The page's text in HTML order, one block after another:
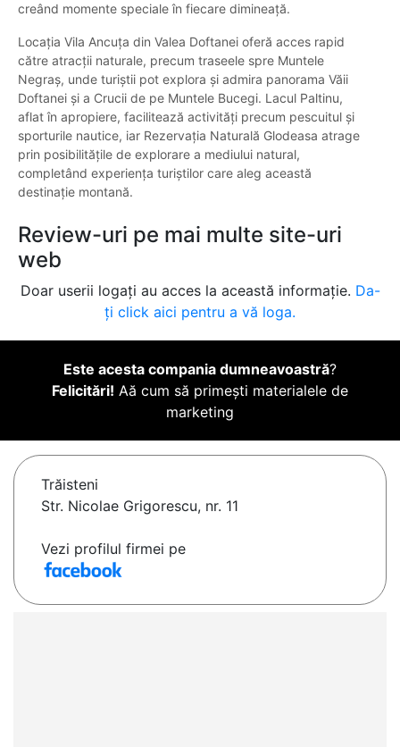
creând momente speciale în fiecare dimineață.
Locația Vila Ancuța din Valea Doftanei oferă acces rapid
către atracții naturale, precum traseele spre Muntele
Negraș, unde turiștii pot explora și admira panorama Văii
Doftanei și a Crucii de pe Muntele Bucegi. Lacul Paltinu,
aflat în apropiere, facilitează activități precum pescuitul și
sporturile nautice, iar Rezervația Naturală Glodeasa atrage
prin posibilitățile de explorare a mediului natural,
completând experiența turiștilor care aleg această
destinație montană.
Review-uri pe mai multe site-uri
web
Doar userii logați au acces la această informație. Da-
ți click aici pentru a vă loga.
Este acesta compania dumneavoastră?
Felicitări! Aă cum să primești materialele de
marketing
Trăisteni
Str. Nicolae Grigorescu, nr. 11
Vezi profilul firmei pe